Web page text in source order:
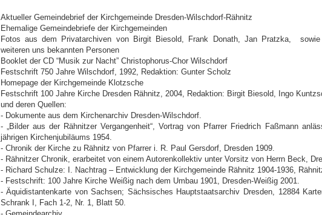
Aktueller Gemeindebrief der Kirchgemeinde Dresden-Wilschdorf-Rähnitz
Ehemalige Gemeindebriefe der Kirchgemeinden
Fotos aus dem Privatarchiven von Birgit Biesold, Frank Donath, Jan Pratzka, sowie
weiteren uns bekannten Personen
Booklet der CD “Musik zur Nacht” Christophorus-Chor Wilschdorf
Festschrift 750 Jahre Wilschdorf, 1992, Redaktion: Gunter Scholz
Homepage der Kirchgemeinde Klotzsche
Festschrift 100 Jahre Kirche Dresden Rähnitz, 2004, Redaktion: Birgit Biesold, Ingo
und deren Quellen:
- Dokumente aus dem Kirchenarchiv Dresden-Wilschdorf.
- „Bilder aus der Rähnitzer Vergangenheit“, Vortrag von Pfarrer Friedrich Faßmann
jährigen Kirchenjubiläums 1954.
- Chronik der Kirche zu Rähnitz von Pfarrer i. R. Paul Gersdorf, Dresden 1909.
- Rähnitzer Chronik, erarbeitet von einem Autorenkollektiv unter Vorsitz von Herrn Beck,
- Richard Schulze: I. Nachtrag – Entwicklung der Kirchgemeinde Rähnitz 1904-1936,
- Festschrift: 100 Jahre Kirche Weißig nach dem Umbau 1901, Dresden-Weißig 2001.
- Äquidistantenkarte von Sachsen; Sächsisches Hauptstaatsarchiv Dresden, 12884
Schrank I, Fach 1-2, Nr. 1, Blatt 50.